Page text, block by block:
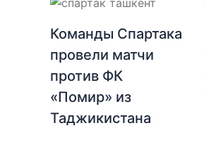
Команды Спартака
провели матчи
против ФК
«Помир» из
Таджикистана